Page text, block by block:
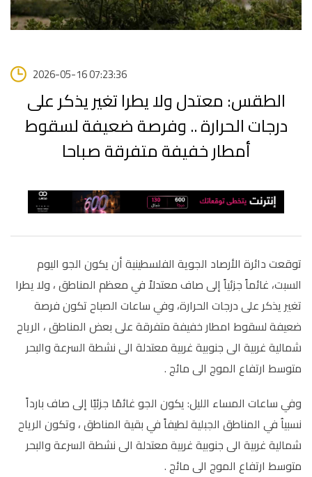
2026-05-16 07:23:36
الطقس: معتدل ولا يطرا تغير يذكر على
درجات الحرارة .. وفرصة ضعيفة لسقوط
أمطار خفيفة متفرقة صباحا
توقعت دائرة الأرصاد الجوية الفلسطينية أن يكون الجو اليوم
السبت، غائماً جزئياً إلى صاف معتدلاً في معظم المناطق ، ولا يطرا
تغير يذكر على درجات الحرارة، وفي ساعات الصباح تكون فرصة
ضعيفة لسقوط امطار خفيفة متفرقة على بعض المناطق ، الرياح
شمالية غربية الى جنوبية غربية معتدلة الى نشطة السرعة والبحر
متوسط ارتفاع الموج الى مائج .
وفي ساعات المساء الليل: يكون الجو غائمًا جزئيًا إلى صاف بارداً
نسبياُ في المناطق الجبلية لطيفاً في بقية المناطق ، وتكون الرياح
شمالية غربية الى جنوبية غربية معتدلة الى نشطة السرعة والبحر
متوسط ارتفاع الموج الى مائج .